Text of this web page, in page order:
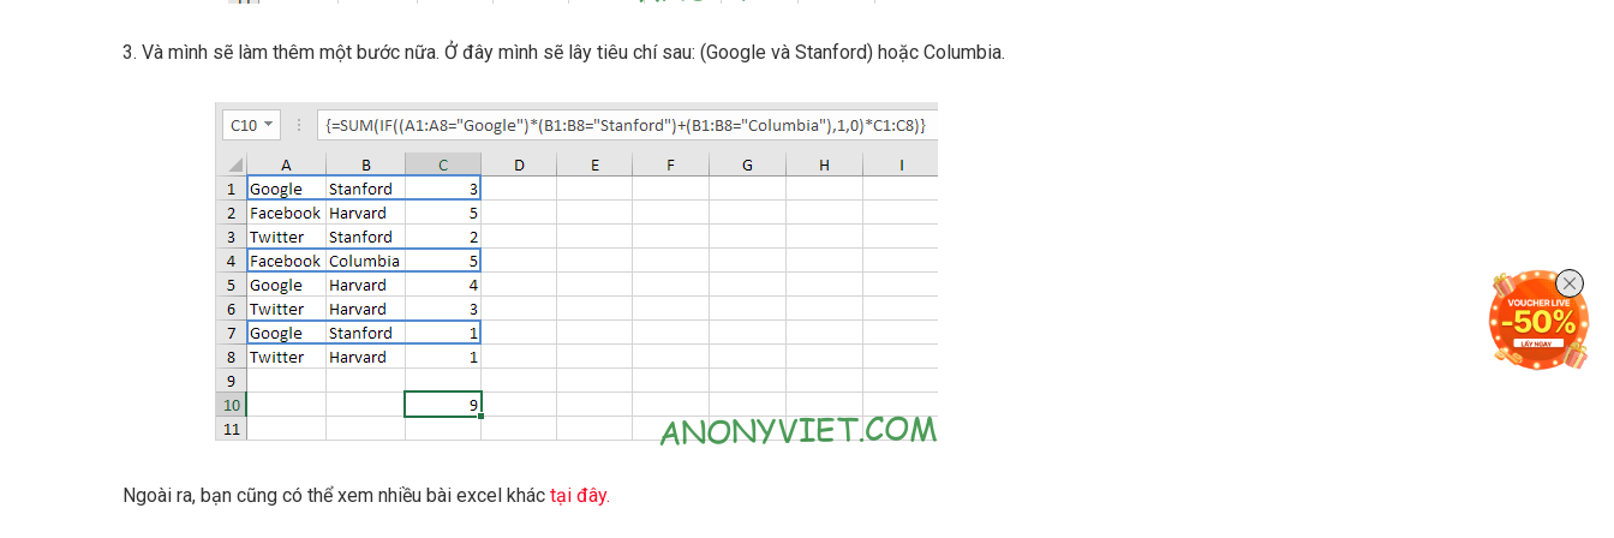
3. Và mình sẽ làm thêm một bước nữa. Ở đây mình sẽ lây tiêu chí sau: (Google và Stanford) hoặc Columbia.
Ngoài ra, bạn cũng có thể xem nhiều bài excel khác tại đây.